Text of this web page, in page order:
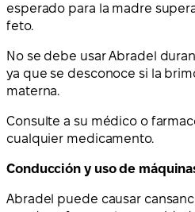
esperado para la madre
feto.
No se debe usar Abradel
ya que se desconoce si la
materna.
Consulte a su médico o
cualquier medicamento.
Conducción y uso de
Abradel puede causar